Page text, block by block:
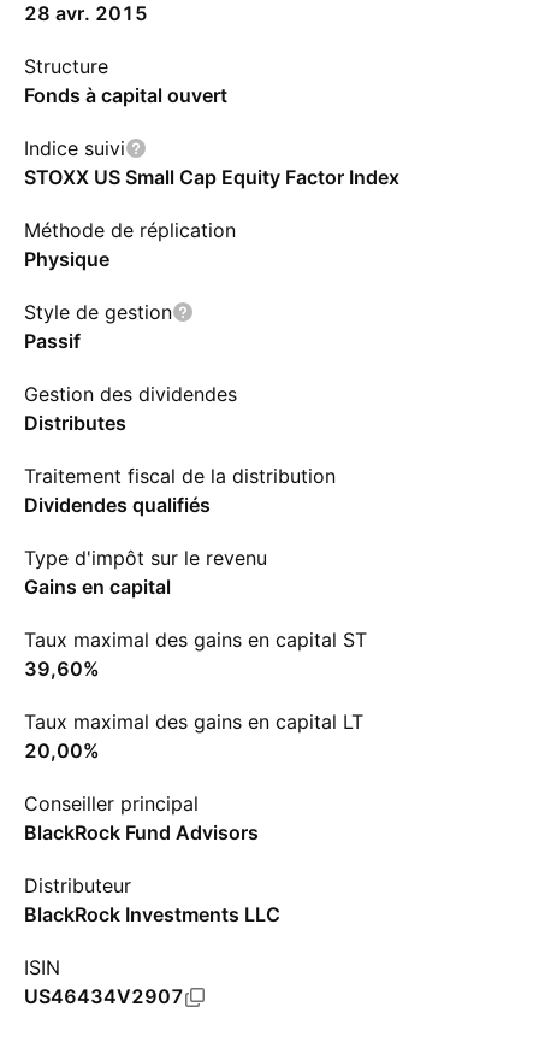
28 avr. 2015
Structure
Fonds à capital ouvert
Indice suivi
STOXX US Small Cap Equity Factor Index
Méthode de réplication
Physique
Style de gestion
Passif
Gestion des dividendes
Distributes
Traitement fiscal de la distribution
Dividendes qualifiés
Type d'impôt sur le revenu
Gains en capital
Taux maximal des gains en capital ST
39,60%
Taux maximal des gains en capital LT
20,00%
Conseiller principal
BlackRock Fund Advisors
Distributeur
BlackRock Investments LLC
ISIN
US46434V2907